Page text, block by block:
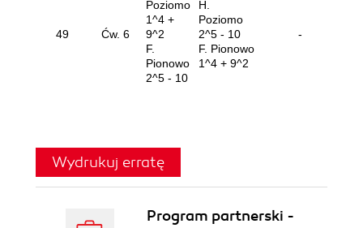
49 Ćw. 6
Poziomo
1^4 +
9^2
F.
Pionowo
2^5 - 10
H.
Poziomo
2^5 - 10
F. Pionowo
1^4 + 9^2
-
Wydrukuj erratę
Program partnerski -